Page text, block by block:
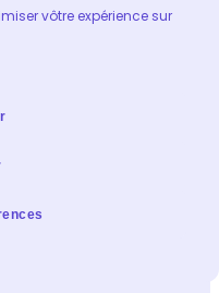
vôtre expérience sur